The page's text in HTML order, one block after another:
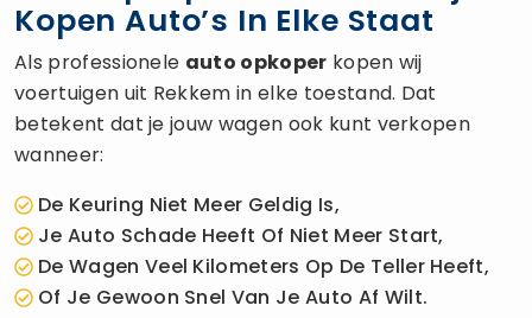
Kopen Auto’s In Elke Staat
Als professionele auto opkoper kopen wij
voertuigen uit Rekkem in elke toestand. Dat
betekent dat je jouw wagen ook kunt verkopen
wanneer:
De Keuring Niet Meer Geldig Is,
Je Auto Schade Heeft Of Niet Meer Start,
De Wagen Veel Kilometers Op De Teller Heeft,
Of Je Gewoon Snel Van Je Auto Af Wilt.